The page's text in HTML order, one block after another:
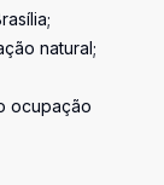
natural;
ocupação